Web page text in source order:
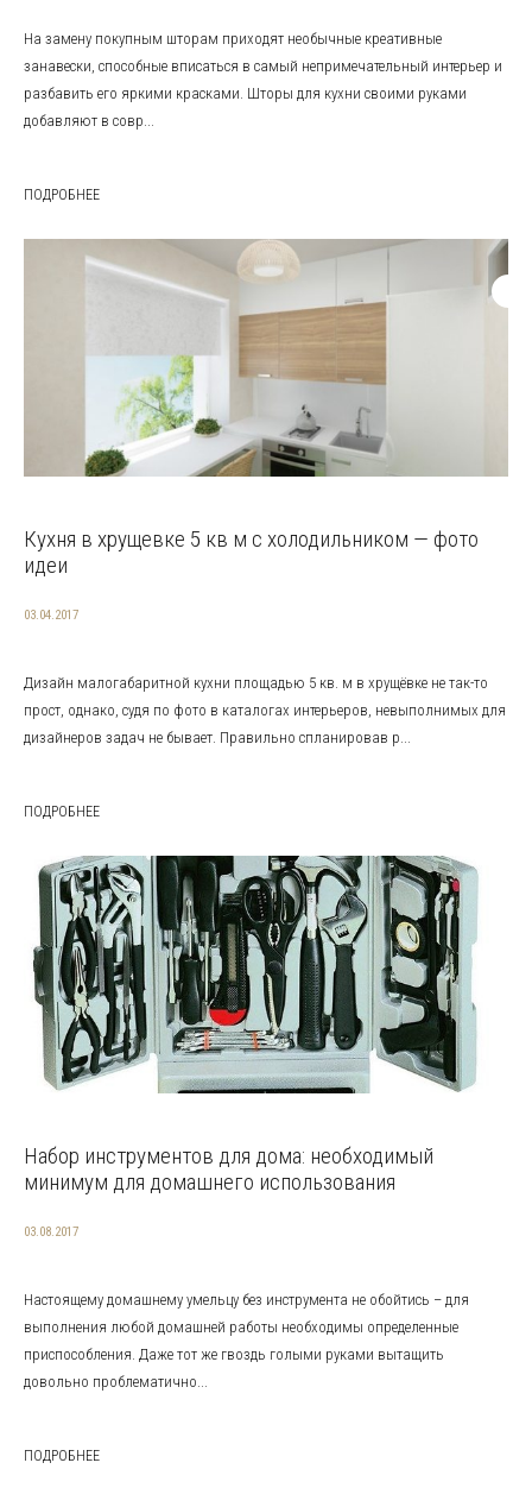
На замену покупным шторам приходят необычные креативные
занавески, способные вписаться в самый непримечательный интерьер и
разбавить его яркими красками. Шторы для кухни своими руками
добавляют в совр...
ПОДРОБНЕЕ
Кухня в хрущевке 5 кв м с холодильником — фото
идеи
03.04.2017
Дизайн малогабаритной кухни площадью 5 кв. м в хрущёвке не так-то
прост, однако, судя по фото в каталогах интерьеров, невыполнимых для
дизайнеров задач не бывает. Правильно спланировав р...
ПОДРОБНЕЕ
Набор инструментов для дома: необходимый
минимум для домашнего использования
03.08.2017
Настоящему домашнему умельцу без инструмента не обойтись – для
выполнения любой домашней работы необходимы определенные
приспособления. Даже тот же гвоздь голыми руками вытащить
довольно проблематично...
ПОДРОБНЕЕ